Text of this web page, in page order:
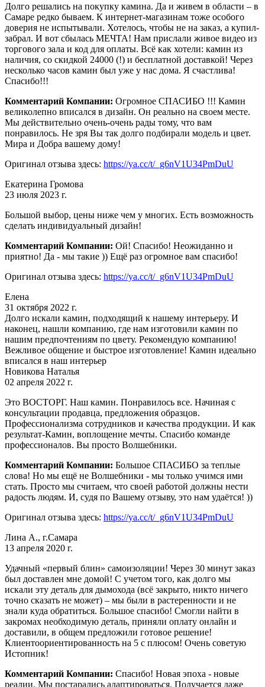
Долго решались на покупку камина. Да и живем в области – в
Самаре редко бываем. К интернет-магазинам тоже особого
доверия не испытывали. Хотелось, чтобы не на заказ, а купил-
забрал. И вот сбылась МЕЧТА! Нам прислали живое видео из
торгового зала и код для оплаты. Всё как хотели: камин из
наличия, со скидкой 24000 (!) и бесплатной доставкой! Через
несколько часов камин был уже у нас дома. Я счастлива!
Спасибо!!!
Комментарий Компании: Огромное СПАСИБО !!! Камин
великолепно вписался в дизайн. Он реально на своем месте.
Мы действительно очень-очень рады тому, что вам
понравилось. Не зря Вы так долго подбирали модель и цвет.
Мира и Добра вашему дому!
Оригинал отзыва здесь: https://ya.cc/t/_g6nV1U34PmDuU
Екатерина Громова
23 июля 2023 г.
Большой выбор, цены ниже чем у многих. Есть возможность
сделать индивидуальный дизайн!
Комментарий Компании: Ой! Спасибо! Неожиданно и
приятно! Да - мы такие )) Ещё раз огромное вам спасибо!
Оригинал отзыва здесь: https://ya.cc/t/_g6nV1U34PmDuU
Елена
31 октября 2022 г.
Долго искали камин, подходящий к нашему интерьеру. И
наконец, нашли компанию, где нам изготовили камин по
нашим предпочтениям по цвету. Рекомендую компанию!
Вежливое общение и быстрое изготовление! Камин идеально
вписался в наш интерьер
Новикова Наталья
02 апреля 2022 г.
Это ВОСТОРГ. Наш камин. Понравилось все. Начиная с
консультации продавца, предложения образцов.
Профессионализма сотрудников и качества продукции. И как
результат-Камин, воплощение мечты. Спасибо команде
профессионалов. Вы просто Волшебники.
Комментарий Компании: Большое СПАСИБО за теплые
слова! Но мы ещё не Волшебники - мы только учимся ими
стать. Просто мы считаем, что своей работой должны нести
радость людям. И, судя по Вашему отзыву, это нам удаётся! ))
Оригинал отзыва здесь: https://ya.cc/t/_g6nV1U34PmDuU
Лина А., г.Самара
13 апреля 2020 г.
Удачный «первый блин» самоизоляции! Через 30 минут заказ
был доставлен мне домой! С учетом того, как долго мы
искали эту деталь для дымохода (всё закрыто, никто ничего
точно сказать не может) – мы были в растеренности и не
знали куда обратиться. Большое спасибо! Смогли найти в
закромах необходимую деталь, приняли оплату онлайн и
доставили, в общем предложили готовое решение!
Клиентоориентированность на 5 с плюсом! Очень советую
Истопник!
Комментарий Компании: Спасибо! Новая эпоха - новые
реалии. Мы постарались адаптироваться. Получается даже